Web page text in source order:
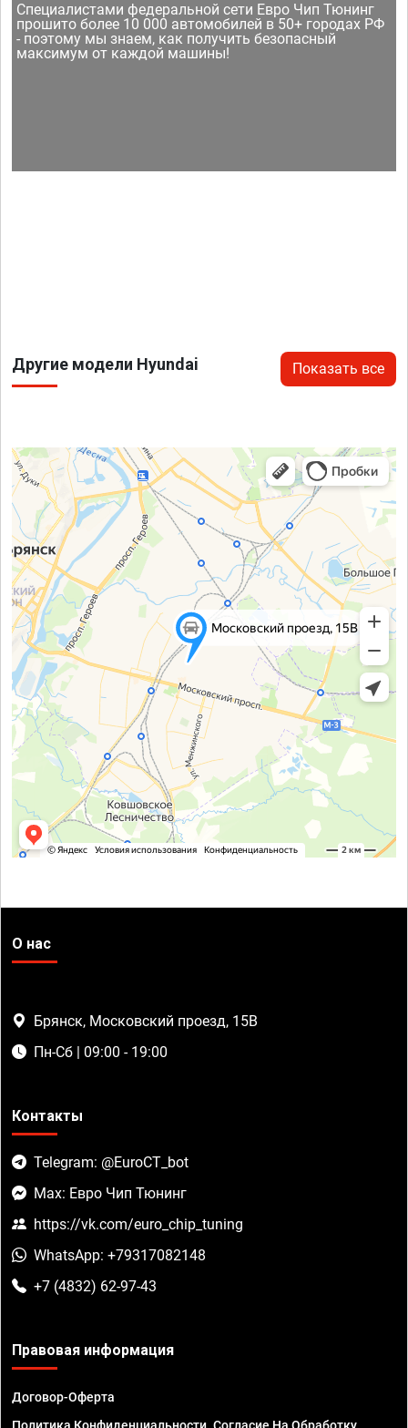
Специалистами федеральной сети Евро Чип Тюнинг
прошито более 10 000 автомобилей в 50+ городах РФ
- поэтому мы знаем, как получить безопасный
максимум от каждой машины!
Другие модели Hyundai Показать все
О нас
Брянск, Московский проезд, 15В
Пн-Сб | 09:00 - 19:00
Контакты
Telegram: @EuroCT_bot
Max: Евро Чип Тюнинг
https://vk.com/euro_chip_tuning
WhatsApp: +79317082148
+7 (4832) 62-97-43
Правовая информация
Договор-Оферта